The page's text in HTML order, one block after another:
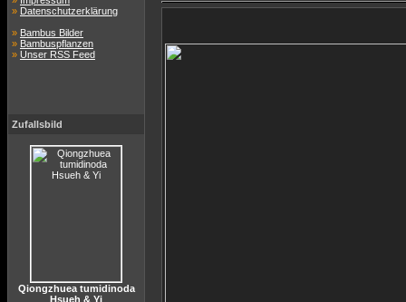
» Datenschutzerklärung
» Bambus Bilder
» Bambuspflanzen
» Unser RSS Feed
Zufallsbild
Qiongzhuea tumidinoda
Hsueh & Yi